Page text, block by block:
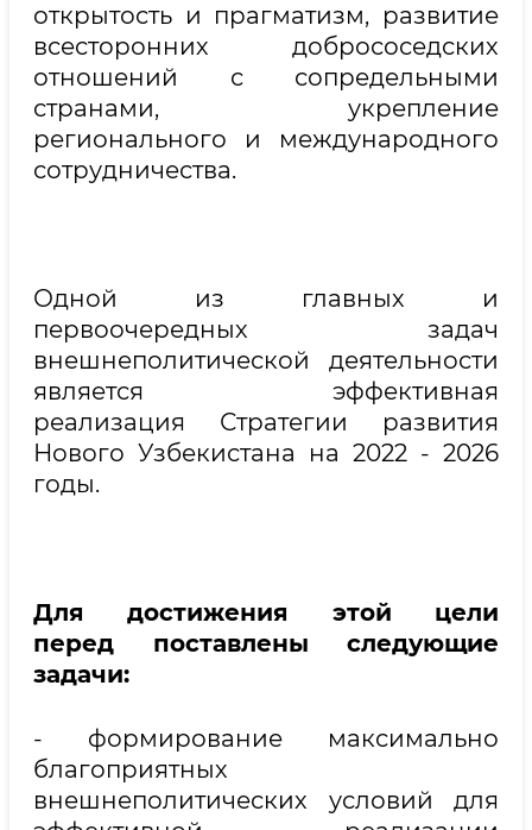
открытость и прагматизм, развитие
всесторонних добрососедских
отношений с сопредельными
странами, укрепление
регионального и международного
сотрудничества.
Одной из главных и
первоочередных задач
внешнеполитической деятельности
является эффективная
реализация Стратегии развития
Нового Узбекистана на 2022 - 2026
годы.
Для достижения этой цели
перед поставлены следующие
задачи:
- формирование максимально
благоприятных
внешнеполитических условий для